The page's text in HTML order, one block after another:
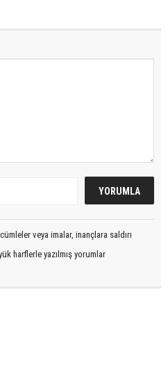
veya imalar, inançlara saldırı
harflerle yazılmış yorumlar